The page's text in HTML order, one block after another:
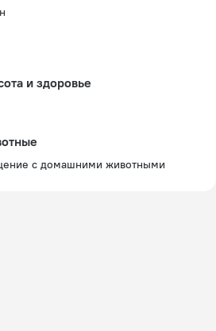
и здоровье
с домашними животными